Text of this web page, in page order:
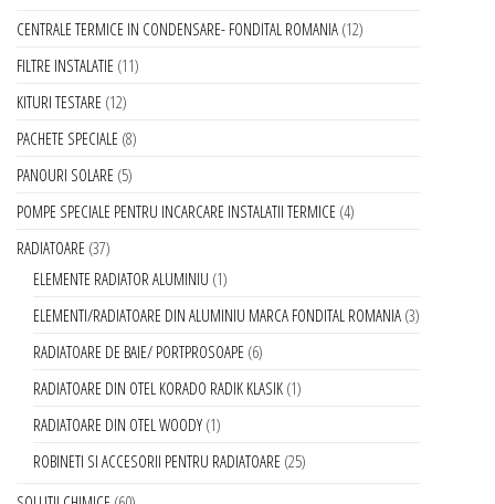
CENTRALE TERMICE IN CONDENSARE- FONDITAL ROMANIA 12
FILTRE INSTALATIE 11
KITURI TESTARE 12
PACHETE SPECIALE 8
PANOURI SOLARE 5
POMPE SPECIALE PENTRU INCARCARE INSTALATII TERMICE 4
RADIATOARE 37
ELEMENTE RADIATOR ALUMINIU 1
ELEMENTI/RADIATOARE DIN ALUMINIU MARCA FONDITAL ROMANIA 3
RADIATOARE DE BAIE/ PORTPROSOAPE 6
RADIATOARE DIN OTEL KORADO RADIK KLASIK 1
RADIATOARE DIN OTEL WOODY 1
ROBINETI SI ACCESORII PENTRU RADIATOARE 25